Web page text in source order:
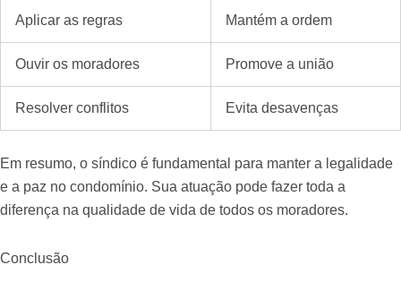
Aplicar as regras Mantém a ordem
Ouvir os moradores Promove a união
Resolver conflitos Evita desavenças
Em resumo, o síndico é fundamental para manter a legalidade
e a paz no condomínio. Sua atuação pode fazer toda a
diferença na qualidade de vida de todos os moradores.
Conclusão